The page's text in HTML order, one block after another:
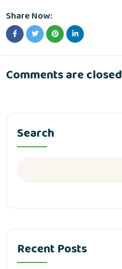
Share Now:
Comments are closed
Search
Recent Posts